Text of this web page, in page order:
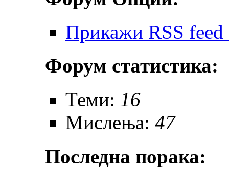
Прикажи RSS feed
Форум статистика:
Теми: 16
Мислења: 47
Последна порака: